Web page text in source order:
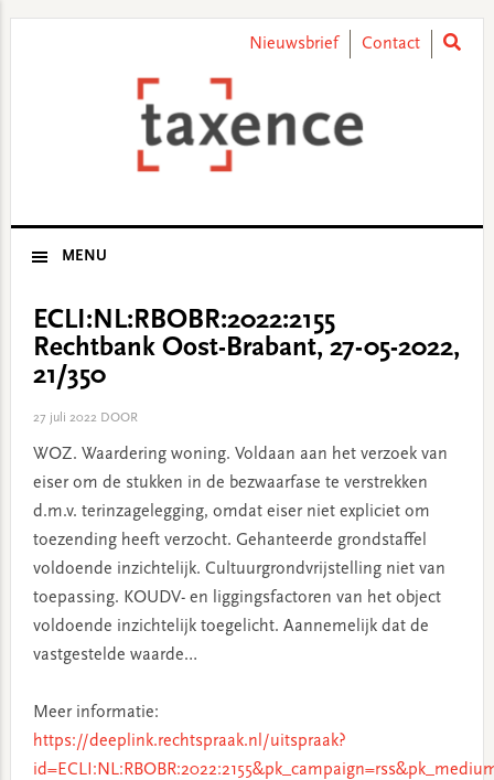
Nieuwsbrief Contact
MENU
ECLI:NL:RBOBR:2022:2155
Rechtbank Oost-Brabant, 27-05-2022,
21/350
27 juli 2022DOOR
WOZ. Waardering woning. Voldaan aan het verzoek van
eiser om de stukken in de bezwaarfase te verstrekken
d.m.v. terinzagelegging, omdat eiser niet expliciet om
toezending heeft verzocht. Gehanteerde grondstaffel
voldoende inzichtelijk. Cultuurgrondvrijstelling niet van
toepassing. KOUDV- en liggingsfactoren van het object
voldoende inzichtelijk toegelicht. Aannemelijk dat de
vastgestelde waarde…
Meer informatie:
https://deeplink.rechtspraak.nl/uitspraak?